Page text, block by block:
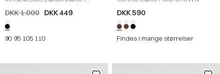
BLACK
DKK 1.000 DKK 449
90 95 105 110
DKK 590
Findes i mange størrelser